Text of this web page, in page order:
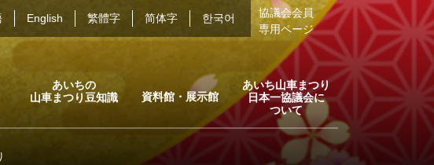
English 繁體字 简体字 한국어
協議会会員
専用ページ
あいちの
山車まつり豆知識
資料館・展示館
あいち山車まつり
日本一協議会に
ついて